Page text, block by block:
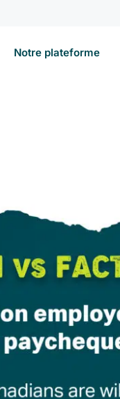
Notre plateforme